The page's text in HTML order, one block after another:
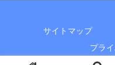
サイトマップ
プラ